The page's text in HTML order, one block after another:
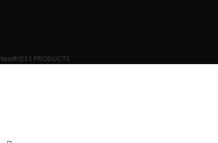
รองเท้า221 PRODUCTS